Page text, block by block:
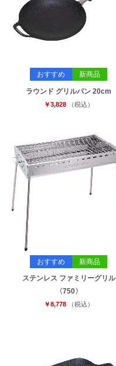
おすすめ 新商品
ラウンド グリルパン 20cm
￥3,828 （税込）
おすすめ 新商品
ステンレス ファミリーグリル
〈750〉
￥8,778 （税込）